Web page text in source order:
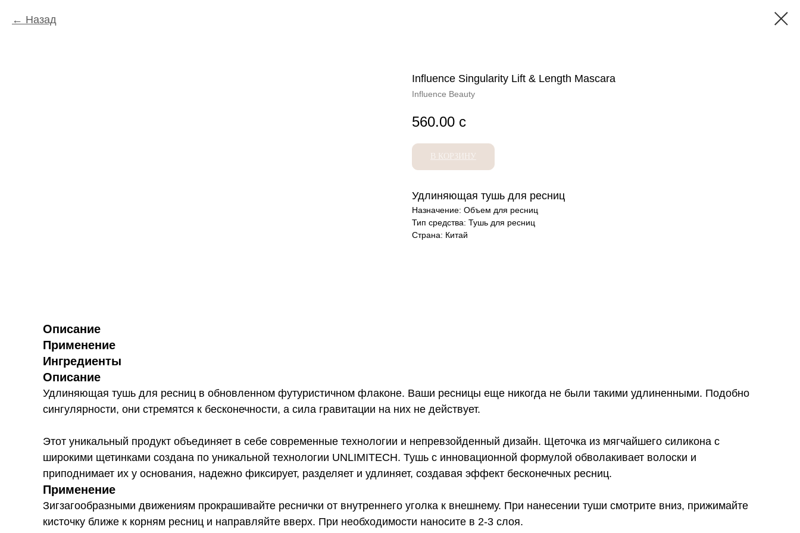
Назад
Influence Singularity Lift & Length Mascara
Influence Beauty
560.00 с
В КОРЗИНУ
Удлиняющая тушь для ресниц
Назначение: Объем для ресниц
Тип средства: Тушь для ресниц
Страна: Китай
Описание
Применение
Ингредиенты
Описание
Удлиняющая тушь для ресниц в обновленном футуристичном флаконе. Ваши ресницы еще никогда не были такими удлиненными. Подобно
сингулярности, они стремятся к бесконечности, а сила гравитации на них не действует.
Этот уникальный продукт объединяет в себе современные технологии и непревзойденный дизайн. Щеточка из мягчайшего силикона с
широкими щетинками создана по уникальной технологии UNLIMITECH. Тушь с инновационной формулой обволакивает волоски и
приподнимает их у основания, надежно фиксирует, разделяет и удлиняет, создавая эффект бесконечных ресниц.
Применение
Зигзагообразными движениям прокрашивайте реснички от внутреннего уголка к внешнему. При нанесении туши смотрите вниз, прижимайте
кисточку ближе к корням ресниц и направляйте вверх. При необходимости наносите в 2-3 слоя.